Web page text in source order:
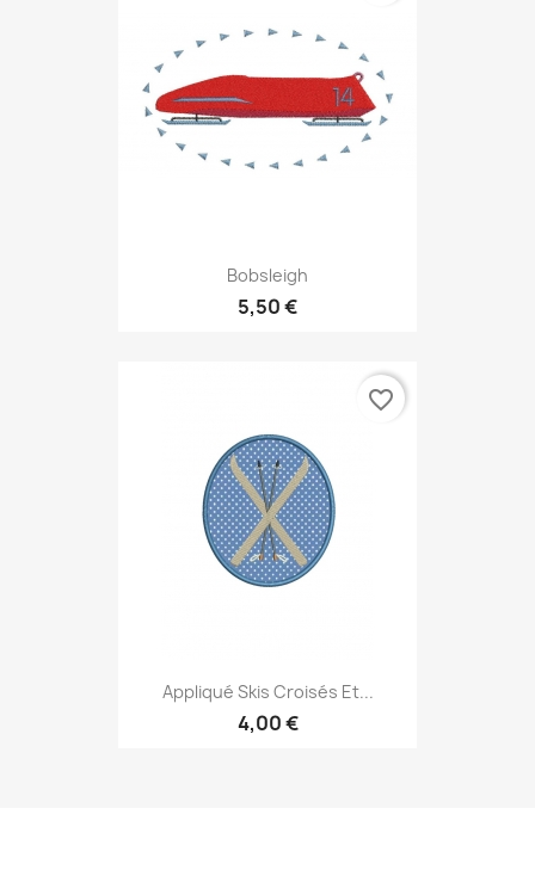
Bobsleigh
5,50 €
Appliqué Skis Croisés Et...
4,00 €
favorite_border